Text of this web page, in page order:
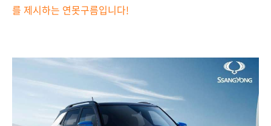
를 제시하는 연못구름입니다!